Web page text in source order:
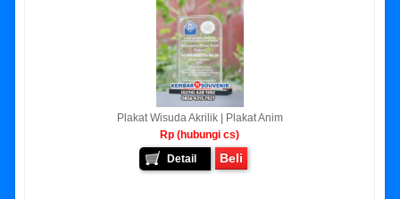
Plakat Wisuda Akrilik | Plakat Anim
Rp (hubungi cs)
Detail
Beli